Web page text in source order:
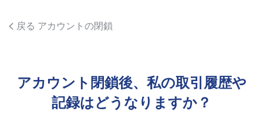
戻る アカウントの閉鎖
アカウント閉鎖後、私の取引履歴や
記録はどうなりますか？